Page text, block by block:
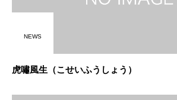
NEWS
虎嘯風生（こせいふうしょう）